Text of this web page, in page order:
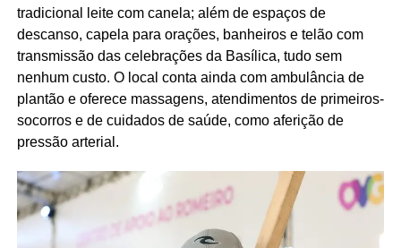
tradicional leite com canela; além de espaços de
descanso, capela para orações, banheiros e telão com
transmissão das celebrações da Basílica, tudo sem
nenhum custo. O local conta ainda com ambulância de
plantão e oferece massagens, atendimentos de primeiros-
socorros e de cuidados de saúde, como aferição de
pressão arterial.